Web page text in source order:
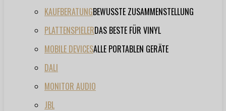
KAUFBERATUNGBEWUSSTE ZUSAMMENSTELLUNG
PLATTENSPIELERDAS BESTE FÜR VINYL
MOBILE DEVICESALLE PORTABLEN GERÄTE
DALI
MONITOR AUDIO
JBL